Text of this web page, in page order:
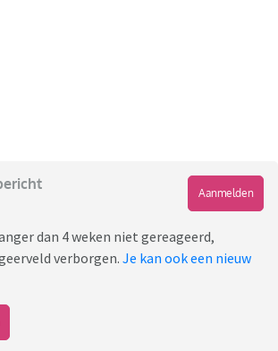
Aanmelden
dan 4 weken niet gereageerd,
verborgen. Je kan ook een nieuw